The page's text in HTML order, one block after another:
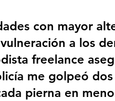
con mayor
a los
freelance
me golpeó
pierna en